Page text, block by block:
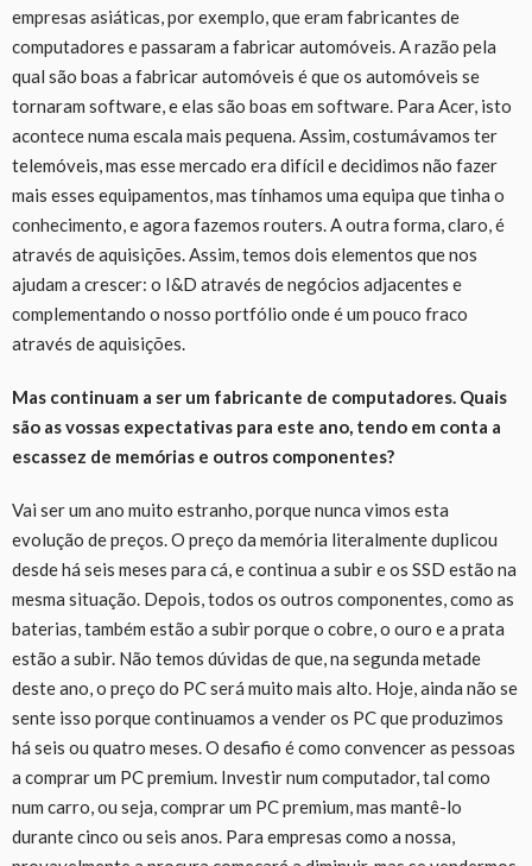
empresas asiáticas, por exemplo, que eram fabricantes de
computadores e passaram a fabricar automóveis. A razão pela
qual são boas a fabricar automóveis é que os automóveis se
tornaram software, e elas são boas em software. Para Acer, isto
acontece numa escala mais pequena. Assim, costumávamos ter
telemóveis, mas esse mercado era difícil e decidimos não fazer
mais esses equipamentos, mas tínhamos uma equipa que tinha o
conhecimento, e agora fazemos routers. A outra forma, claro, é
através de aquisições. Assim, temos dois elementos que nos
ajudam a crescer: o I&D através de negócios adjacentes e
complementando o nosso portfólio onde é um pouco fraco
através de aquisições.
Mas continuam a ser um fabricante de computadores. Quais
são as vossas expectativas para este ano, tendo em conta a
escassez de memórias e outros componentes?
Vai ser um ano muito estranho, porque nunca vimos esta
evolução de preços. O preço da memória literalmente duplicou
desde há seis meses para cá, e continua a subir e os SSD estão na
mesma situação. Depois, todos os outros componentes, como as
baterias, também estão a subir porque o cobre, o ouro e a prata
estão a subir. Não temos dúvidas de que, na segunda metade
deste ano, o preço do PC será muito mais alto. Hoje, ainda não se
sente isso porque continuamos a vender os PC que produzimos
há seis ou quatro meses. O desafio é como convencer as pessoas
a comprar um PC premium. Investir num computador, tal como
num carro, ou seja, comprar um PC premium, mas mantê-lo
durante cinco ou seis anos. Para empresas como a nossa,